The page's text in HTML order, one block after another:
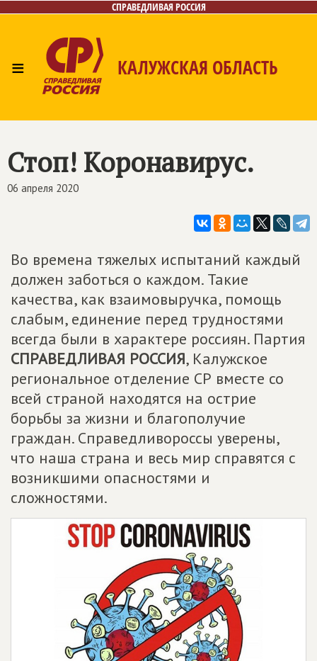
СПРАВЕДЛИВАЯ РОССИЯ
≡ КАЛУЖСКАЯ ОБЛАСТЬ
Стоп! Коронавирус.
06 апреля 2020
Во времена тяжелых испытаний каждый
должен заботься о каждом. Такие
качества, как взаимовыручка, помощь
слабым, единение перед трудностями
всегда были в характере россиян. Партия
СПРАВЕДЛИВАЯ РОССИЯ, Калужское
региональное отделение СР вместе со
всей страной находятся на острие
борьбы за жизни и благополучие
граждан. Справедливороссы уверены,
что наша страна и весь мир справятся с
возникшими опасностями и
сложностями.